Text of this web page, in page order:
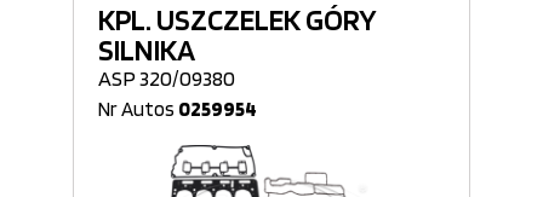
KPL. USZCZELEK GÓRY
SILNIKA
ASP 320/09380
Nr Autos 0259954